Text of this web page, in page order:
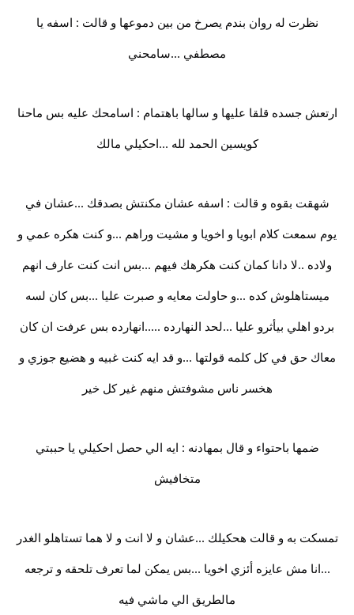
نظرت له روان بندم يصرخ من بين دموعها و قالت : اسفه يا
مصطفي ...سامحني
ارتعش جسده قلقا عليها و سالها باهتمام : اسامحك عليه بس ماحنا
كويسين الحمد لله ...احكيلي مالك
شهقت بقوه و قالت : اسفه عشان مكنتش بصدقك ...عشان في
يوم سمعت كلام ابويا و اخويا و مشيت وراهم ...و كنت هكره عمي و
ولاده ..لا دانا كمان كنت هكرهك فيهم ...بس انت كنت عارف انهم
ميستاهلوش كده ...و حاولت معايه و صبرت عليا ...بس كان لسه
بردو اهلي بيأثرو عليا ...لحد النهارده .....انهارده بس عرفت ان كان
معاك حق في كل كلمه قولتها ...و قد ايه كنت غبيه و هضيع جوزي و
هخسر ناس مشوفتش منهم غير كل خير
ضمها باحتواء و قال بمهادنه : ايه الي حصل احكيلي يا حببتي
متخافيش
تمسكت به و قالت هحكيلك ...عشان و لا انت و لا هما تستاهلو الغدر
...انا مش عايزه أئزي اخويا ...بس يمكن لما تعرف تلحقه و ترجعه
مالطريق الي ماشي فيه